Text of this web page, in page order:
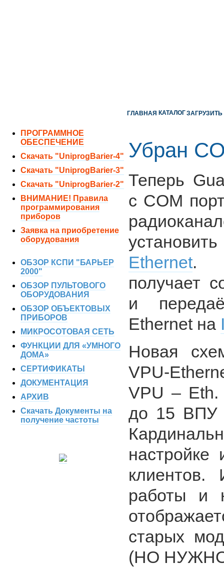
ПРОГРАММНОЕ
ОБЕСПЕЧЕНИЕ
Скачать "UniprogBarier-4"
Скачать "UniprogBarier-3"
Скачать "UniprogBarier-2"
ВНИМАНИЕ! Правила
программирования
приборов
Заявка на приобретение
оборудования
ОБЗОР КСПИ "БАРЬЕР
2000"
ОБЗОР ПУЛЬТОВОГО
ОБОРУДОВАНИЯ
ОБЗОР ОБЪЕКТОВЫХ
ПРИБОРОВ
МИКРОСОТОВАЯ СЕТЬ
ФУНКЦИИ ДЛЯ «УМНОГО
ДОМА»
СЕРТИФИКАТЫ
ДОКУМЕНТАЦИЯ
АРХИВ
Скачать Документы на
получение частоты
ГЛАВНАЯ КАТАЛОГЗАГРУЗИТЬ
Убран
Теперь
с COM
Ethernet.
получает
и
Ethernet на
Новая
VPU-
VPU – Eth.
до 15 ВПУ
настройке
клиентов.
работы и
старых
(НО